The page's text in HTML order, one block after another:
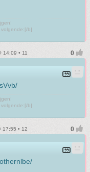
volgende:[/b]
14:09 • 11
volgende:[/b]
17:55 • 12